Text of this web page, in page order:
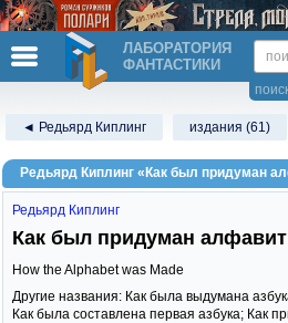
ЛАБОРАТОРИЯ
ФАНТАСТИКИ
◄ Редьярд Киплинг издания (61)
Редьярд Киплинг «Как был придуман
Редьярд Киплинг
Как был придуман алфавит
How the Alphabet was Made
Другие названия: Как была выдумана
Как была составлена первая азбука; Как